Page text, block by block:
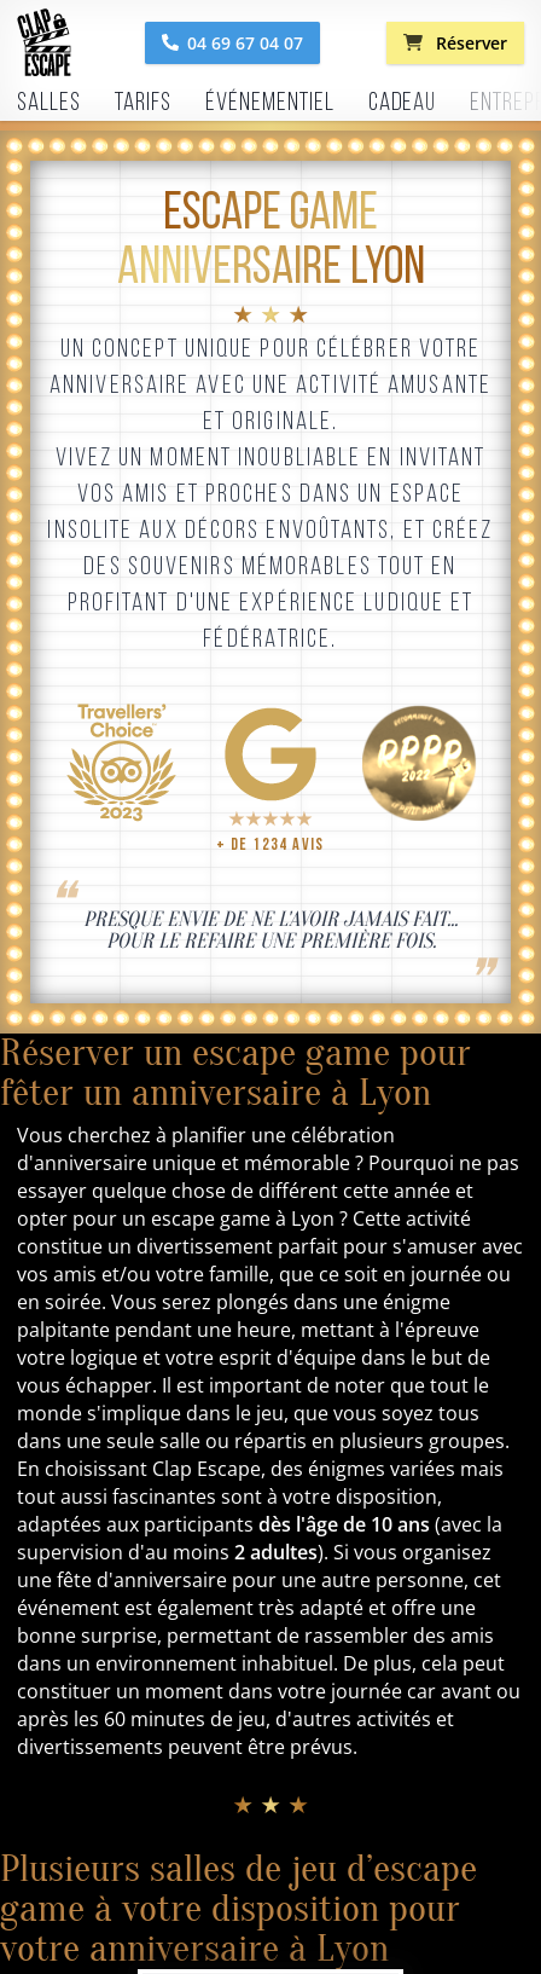
04 69 67 04 07 Réserver
Salles Tarifs Événementiel Cadeau
ESCAPE GAME
ANNIVERSAIRE LYON
★ ★ ★
UN CONCEPT UNIQUE POUR CÉLÉBRER VOTRE
ANNIVERSAIRE AVEC UNE ACTIVITÉ AMUSANTE
ET ORIGINALE.
VIVEZ UN MOMENT INOUBLIABLE EN INVITANT
VOS AMIS ET PROCHES DANS UN ESPACE
INSOLITE AUX DÉCORS ENVOÛTANTS, ET CRÉEZ
DES SOUVENIRS MÉMORABLES TOUT EN
PROFITANT D'UNE EXPÉRIENCE LUDIQUE ET
FÉDÉRATRICE.
+ DE 1234 AVIS
❝ PRESQUE ENVIE DE NE L'AVOIR JAMAIS FAIT...
POURLE REFAIREUNE PREMIÈRE FOIS.
❞
Réserver un escape game pour
fêter un anniversaire à Lyon
Vous cherchez à planifier une célébration
d'anniversaire unique et mémorable ? Pourquoi ne pas
essayer quelque chose de différent cette année et
opter pour un escape game à Lyon ? Cette activité
constitue un divertissement parfait pour s'amuser avec
vos amis et/ou votre famille, que ce soit en journée ou
en soirée. Vous serez plongés dans une énigme
palpitante pendant une heure, mettant à l'épreuve
votre logique et votre esprit d'équipe dans le but de
vous échapper. Il est important de noter que tout le
monde s'implique dans le jeu, que vous soyez tous
dans une seule salle ou répartis en plusieurs groupes.
En choisissant Clap Escape, des énigmes variées mais
tout aussi fascinantes sont à votre disposition,
adaptées aux participants dès l'âge de 10 ans (avec la
supervision d'au moins 2 adultes). Si vous organisez
une fête d'anniversaire pour une autre personne, cet
événement est également très adapté et offre une
bonne surprise, permettant de rassembler des amis
dans un environnement inhabituel. De plus, cela peut
constituer un moment dans votre journée car avant ou
après les 60 minutes de jeu, d'autres activités et
divertissements peuvent être prévus.
★ ★ ★
Plusieurs salles de jeu d’escape
game à votre disposition pour
votre anniversaire à Lyon